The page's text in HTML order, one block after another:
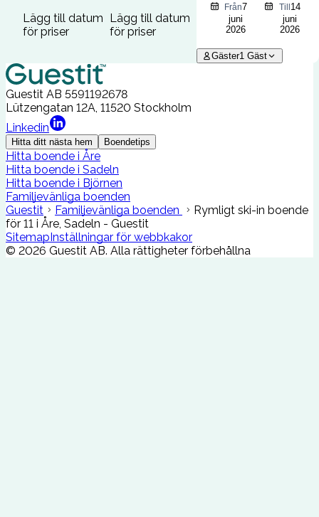
Lägg till datum
för priser
Lägg till datum
för priser
Från7
juni
2026
Till14
juni
2026
Gäster1 Gäst
Guestit AB 5591192678
Lützengatan 12A, 11520 Stockholm
Linkedin
Hitta ditt nästa hem Boendetips
Hitta boende i Åre
Hitta boende i Sadeln
Hitta boende i Björnen
Familjevänliga boenden
Guestit
Familjevänliga boenden
Rymligt ski-in boende
för 11 i Åre, Sadeln - Guestit
SitemapInställningar för webbkakor
© 2026 Guestit AB. Alla rättigheter förbehållna